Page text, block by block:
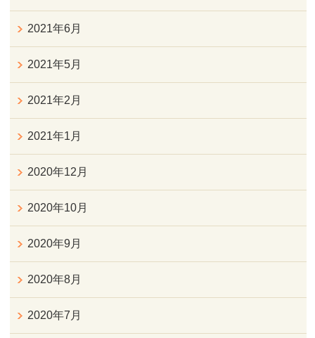
2021年6月
2021年5月
2021年2月
2021年1月
2020年12月
2020年10月
2020年9月
2020年8月
2020年7月